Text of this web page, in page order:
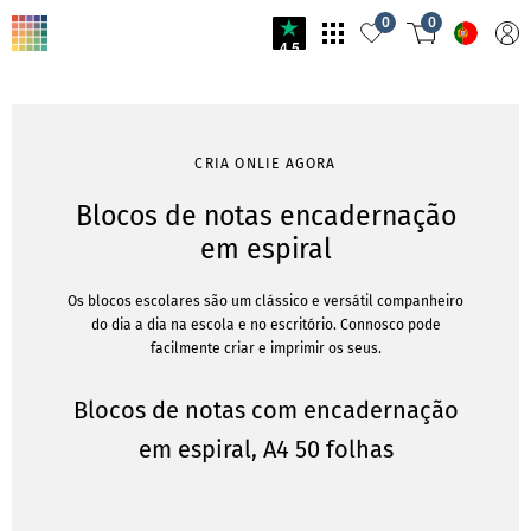
4.5
0 0
CRIA ONLIE AGORA
Blocos de notas encadernação
em espiral
Os blocos escolares são um clássico e versátil companheiro
do dia a dia na escola e no escritório. Connosco pode
facilmente criar e imprimir os seus.
Blocos de notas com encadernação
em espiral, A4 50 folhas